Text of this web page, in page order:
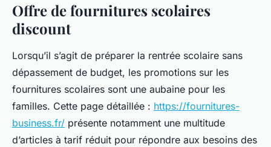
Offre de fournitures scolaires
discount
Lorsqu’il s’agit de préparer la rentrée scolaire sans
dépassement de budget, les promotions sur les
fournitures scolaires sont une aubaine pour les
familles. Cette page détaillée : https://fournitures-
business.fr/ présente notamment une multitude
d’articles à tarif réduit pour répondre aux besoins des